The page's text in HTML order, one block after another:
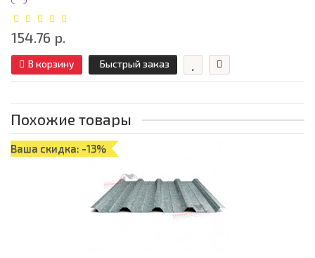
154.76 р.
В корзину Быстрый заказ
Похожие товары
Ваша скидка: -13%